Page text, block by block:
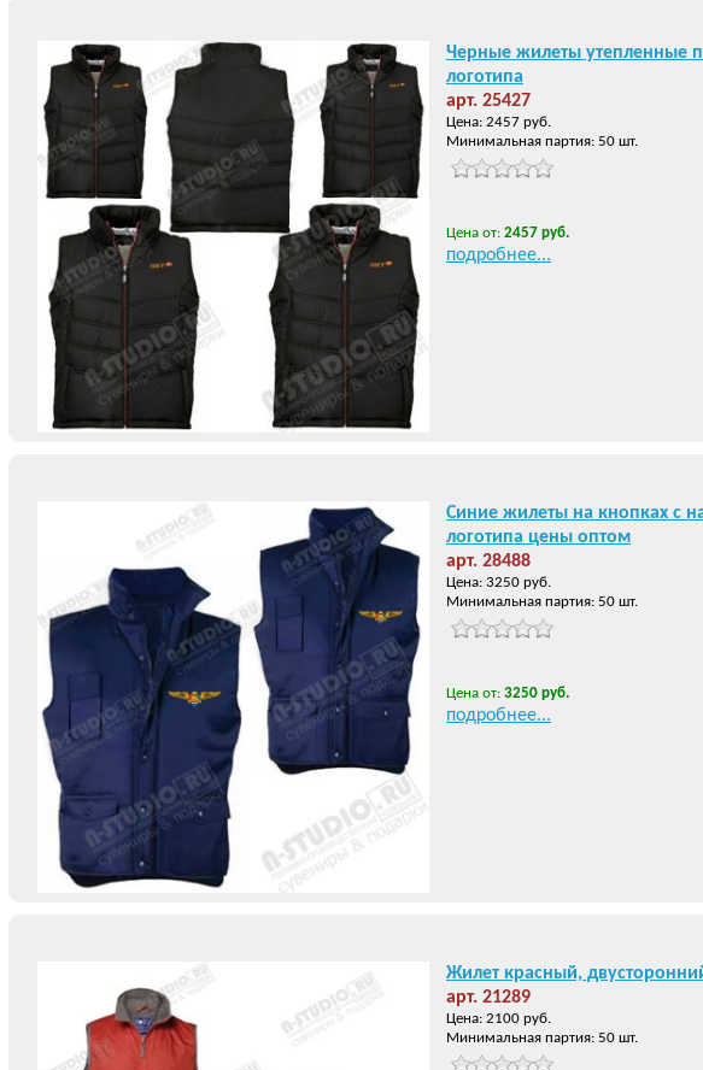
Черные жилеты утепленные
логотипа
арт. 25427
Цена: 2457 руб.
Минимальная партия: 50 шт.
Цена от: 2457 руб.
подробнее...
Синие жилеты на кнопках с
логотипа цены оптом
арт. 28488
Цена: 3250 руб.
Минимальная партия: 50 шт.
Цена от: 3250 руб.
подробнее...
Жилет красный,
арт. 21289
Цена: 2100 руб.
Минимальная партия: 50 шт.